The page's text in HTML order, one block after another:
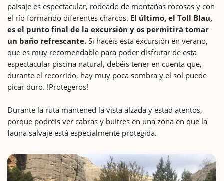
paisaje es espectacular, rodeado de montañas rocosas y con
el río formando diferentes charcos. El último, el Toll Blau,
es el punto final de la excursión y os permitirá tomar
un baño refrescante. Si hacéis esta excursión en verano,
que es muy recomendable para poder disfrutar de esta
espectacular piscina natural, debéis tener en cuenta que,
durante el recorrido, hay muy poca sombra y el sol puede
picar duro. !Protegeros!
Durante la ruta mantened la vista alzada y estad atentos,
porque podréis ver cabras y buitres en una zona en que la
fauna salvaje está especialmente protegida.